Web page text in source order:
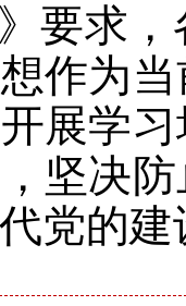
》要求
作为
展学
坚决
党的